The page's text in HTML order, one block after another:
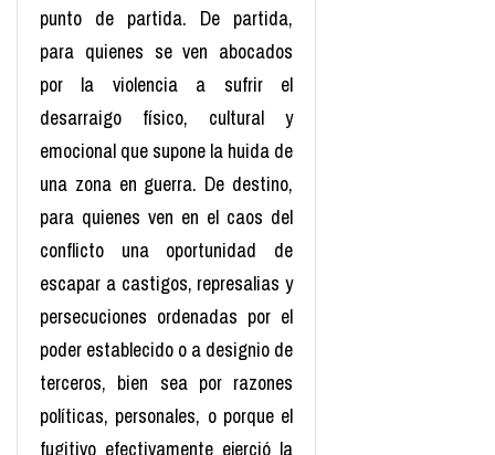
punto de partida. De partida,
para quienes se ven abocados
por la violencia a sufrir el
desarraigo físico, cultural y
emocional que supone la huida de
una zona en guerra. De destino,
para quienes ven en el caos del
conflicto una oportunidad de
escapar a castigos, represalias y
persecuciones ordenadas por el
poder establecido o a designio de
terceros, bien sea por razones
políticas, personales, o porque el
fugitivo efectivamente ejerció la